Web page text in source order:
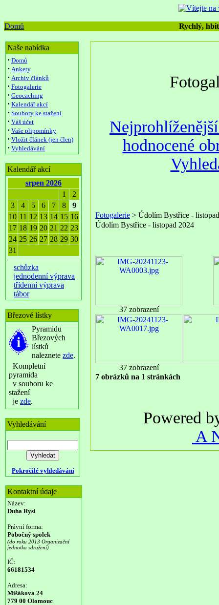
Domů Rychlý,
Naše nabídka
· Domů
· Ankety
· Archiv článků
· Fotogalerie
· Geocaching
· Kalendář akcí
· Soubory ke stažení
· Váš účet
· Vaše připomínky
· Vložit článek (jen člen)
· Vyhledávání
Kalendář akcí
srpen 2026
1
2
3
4 5 6 7 8
9
10 11 12 13 14 15 16
17 18 19 20 21 22 23
24 25 26 27 28 29 30
31
schůzka
jednodenní výprava
třídenní výprava
tábor
Březové lístky
Pyramidu
Březových
lístků
naleznete zde.
Kompletní
pyramida
v souboru ke
stažení
je zde.
Vyhledávání
Pokročilé vyhledávání
Kontaktní údaje
Název:
Duha Rysi
Právní forma:
Pobočný spolek
(do roku 2013 Organizační
jednotka sdružení)
IČ:
66181534
Adresa:
Mišákova 24
779 00 Olomouc
hodnocené
Fotogalerie > Údolím Bystřice -
Údolím Bystřice - listopad 2024
37 zobrazení
37 zobrazení
7 obrázků na 1 stránkách
Powered
A